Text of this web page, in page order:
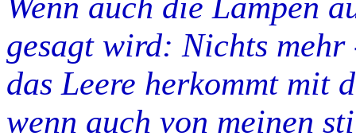
Wenn auch die Lampen
gesagt wird: Nichts
das Leere herkommt mit
wenn auch von meinen